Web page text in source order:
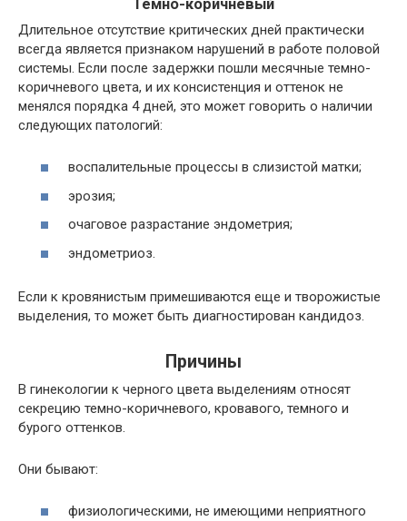
Темно-коричневый
Длительное отсутствие критических дней практически
всегда является признаком нарушений в работе половой
системы. Если после задержки пошли месячные темно-
коричневого цвета, и их консистенция и оттенок не
менялся порядка 4 дней, это может говорить о наличии
следующих патологий:
воспалительные процессы в слизистой матки;
эрозия;
очаговое разрастание эндометрия;
эндометриоз.
Если к кровянистым примешиваются еще и творожистые
выделения, то может быть диагностирован кандидоз.
Причины
В гинекологии к черного цвета выделениям относят
секрецию темно-коричневого, кровавого, темного и
бурого оттенков.
Они бывают:
физиологическими, не имеющими неприятного